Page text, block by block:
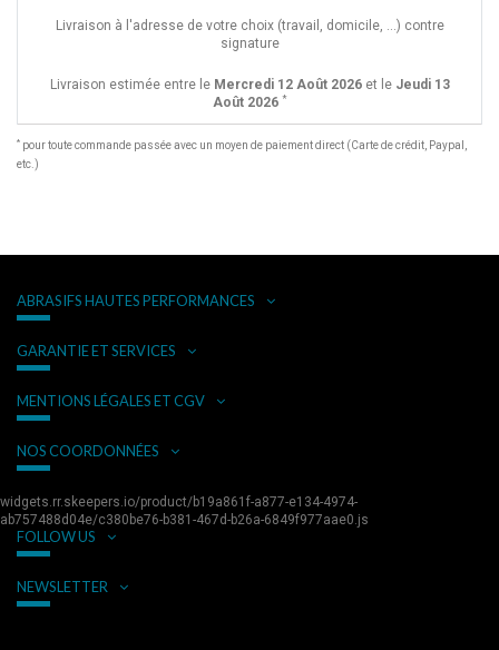
Livraison à l'adresse de votre choix (travail, domicile, ...) contre
signature
Livraison estimée entre le Mercredi 12 Août 2026et le Jeudi 13
Août 2026 *
* pour toute commande passée avec un moyen de paiement direct (Carte de crédit, Paypal,
etc.)
ABRASIFS HAUTES PERFORMANCES
GARANTIE ET SERVICES
MENTIONS LÉGALES ET CGV
NOS COORDONNÉES
widgets.rr.skeepers.io/product/b19a861f-a877-e134-4974-
ab757488d04e/c380be76-b381-467d-b26a-6849f977aae0.js
FOLLOW US
NEWSLETTER